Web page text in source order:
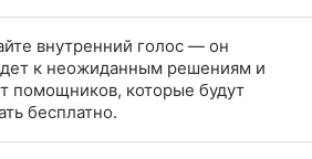
внутренний голос — он
к неожиданным решениям и
помощников, которые будут
бесплатно.